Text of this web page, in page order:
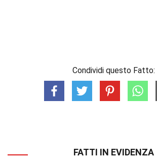
Condividi questo Fatto:
FATTI IN EVIDENZA